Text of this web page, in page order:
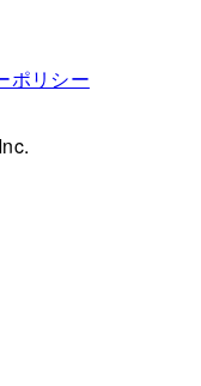
ポリシー